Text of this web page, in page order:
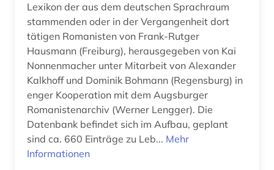
elektronisches buch (1)
elsass (1)
en-normen (1)
energie (1)
energiemarkt (1)
epigraphik (1)
Lexikon der aus dem deutschen Sprachraum
stammenden oder in der Vergangenheit dort
tätigen Romanisten von Frank-Rutger
Hausmann (Freiburg), herausgegeben von Kai
Nonnenmacher unter Mitarbeit von Alexander
Kalkhoff und Dominik Bohmann (Regensburg) in
enger Kooperation mit dem Augsburger
Romanistenarchiv (Werner Lengger). Die
Datenbank befindet sich im Aufbau, geplant
sind ca. 660 Einträge zu Leb... Mehr
Informationen